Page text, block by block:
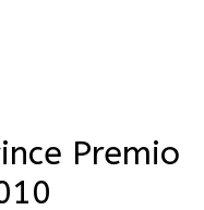
Premio